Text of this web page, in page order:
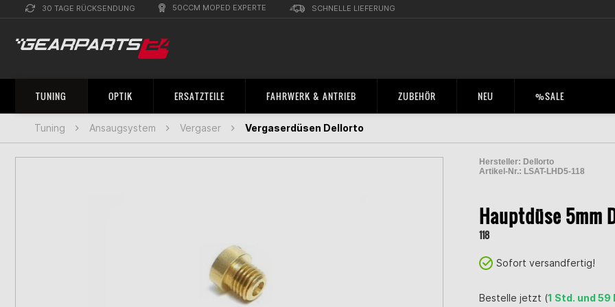
30 TAGE RÜCKSENDUNG 50CCM MOPED EXPERTE SCHNELLE LIEFERUNG
TUNING OPTIK ERSATZTEILE FAHRWERK & ANTRIEB ZUBEHÖR NEU %SALE
Tuning Ansaugsystem Vergaser Vergaserdüsen Dellorto
Hersteller: Dellorto
Artikel-Nr.: LSAT-LHD5-118
Hauptdüse 5mm
118
Sofort versandfertig!
Bestelle jetzt (1 Std. und 59